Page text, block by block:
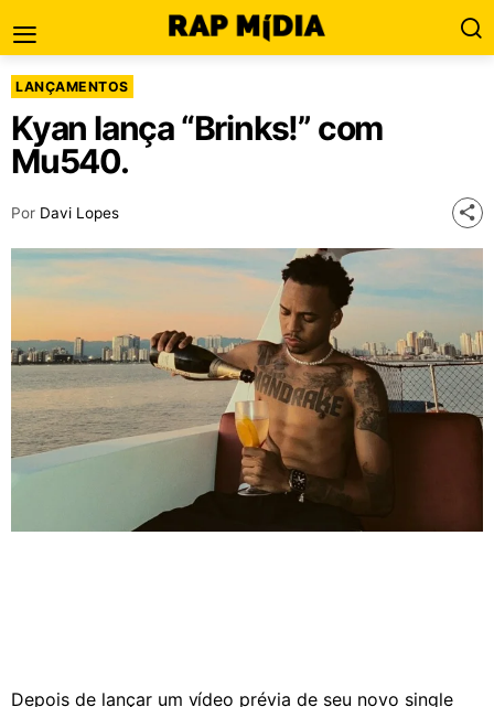
LANÇAMENTOS
Kyan lança “Brinks!” com
Mu540.
Por Davi Lopes
Depois de lançar um vídeo prévia de seu novo single